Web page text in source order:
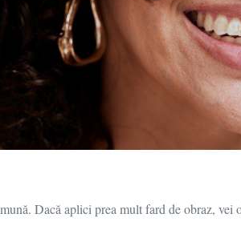
Dacă aplici prea mult fard de obraz, vei